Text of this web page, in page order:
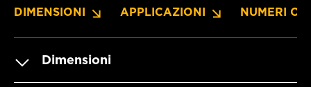
DIMENSIONI APPLICAZIONI NUMERI OE
Dimensioni